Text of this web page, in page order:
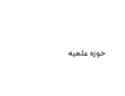
حوزه علمیه